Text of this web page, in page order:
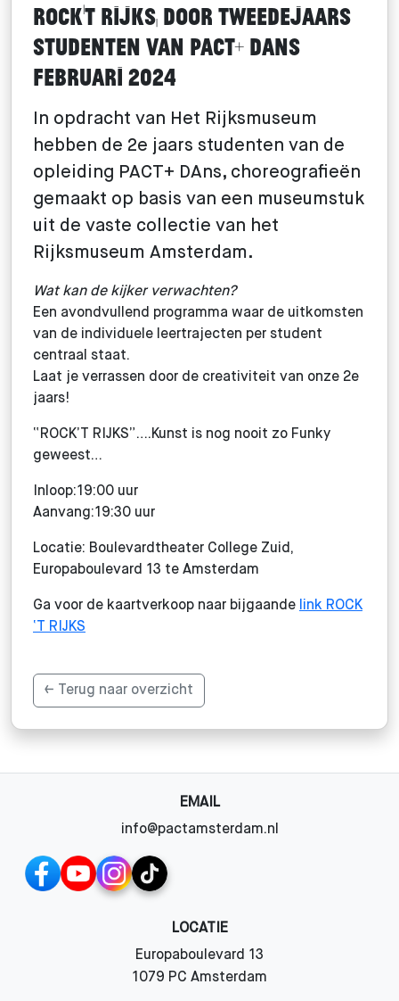
ROCK’T RIJKS, door tweedejaars
studenten van PACT+ Dans
februari 2024
In opdracht van Het Rijksmuseum
hebben de 2e jaars studenten van de
opleiding PACT+ DAns, choreografieën
gemaakt op basis van een museumstuk
uit de vaste collectie van het
Rijksmuseum Amsterdam.
Wat kan de kijker verwachten?
Een avondvullend programma waar de uitkomsten
van de individuele leertrajecten per student
centraal staat.
Laat je verrassen door de creativiteit van onze 2e
jaars!
“ROCK’T RIJKS”….Kunst is nog nooit zo Funky
geweest…
Inloop:19:00 uur
Aanvang:19:30 uur
Locatie: Boulevardtheater College Zuid,
Europaboulevard 13 te Amsterdam
Ga voor de kaartverkoop naar bijgaande link ROCK
‘T RIJKS
← Terug naar overzicht
EMAIL
info@pactamsterdam.nl
LOCATIE
Europaboulevard 13
1079 PC Amsterdam